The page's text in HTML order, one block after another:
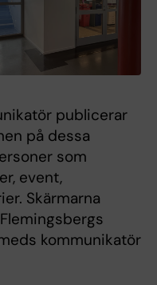
publicerar
på dessa
som
event,
Skärmarna
kommunikatör